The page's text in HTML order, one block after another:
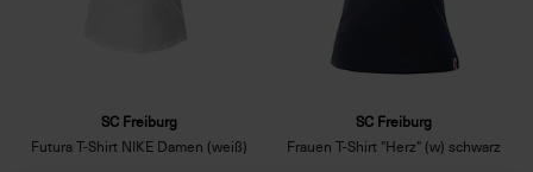
SC Freiburg
Futura T-Shirt NIKE Damen (weiß)
SC Freiburg
Frauen T-Shirt "Herz" (w) schwarz